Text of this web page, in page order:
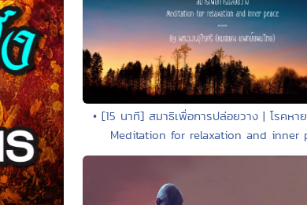
• [15 นาที] สมาธิเพื่อการปล่อยวาง | โรคหาย
Meditation for relaxation and inner